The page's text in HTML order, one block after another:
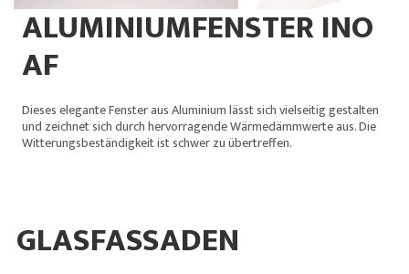
ALUMINIUMFENSTER INO
AF
Dieses elegante Fenster aus Aluminium lässt sich vielseitig gestalten
und zeichnet sich durch hervorragende Wärmedämmwerte aus. Die
Witterungsbeständigkeit ist schwer zu übertreffen.
GLASFASSADEN